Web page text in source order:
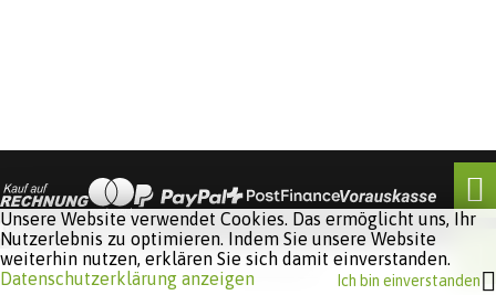
Software:
Unsere Website verwendet Cookies. Das ermöglicht uns, Ihr
Nutzerlebnis zu optimieren. Indem Sie unsere Website
weiterhin nutzen, erklären Sie sich damit einverstanden.
Datenschutzerklärung anzeigen
Ich bin einverstanden